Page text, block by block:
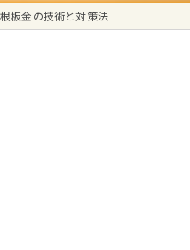
板金の技術と対策法